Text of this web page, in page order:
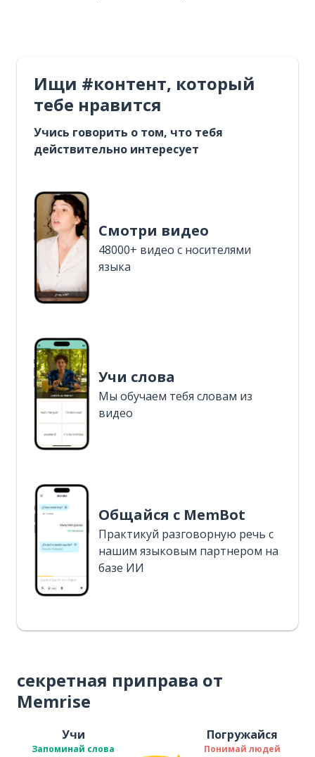
Ищи #контент, который
тебе нравится
Учись говорить о том, что тебя
действительно интересует
Смотри видео
48000+ видео с носителями
языка
Учи слова
Мы обучаем тебя словам из
видео
Общайся с MemBot
Практикуй разговорную речь с
нашим языковым партнером на
базе ИИ
секретная приправа от
Memrise
Учи
Запоминай слова
Погружайся
Понимай людей